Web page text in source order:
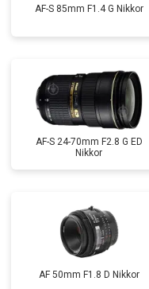
AF-S 85mm F1.4 G Nikkor
AF-S 24-70mm F2.8 G ED
Nikkor
AF 50mm F1.8 D Nikkor